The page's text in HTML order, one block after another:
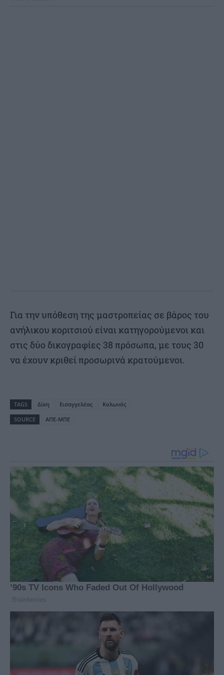
Για την υπόθεση της μαστροπείας σε βάρος του
ανήλικου κοριτσιού είναι κατηγορούμενοι και
στις δύο δικογραφίες 38 πρόσωπα, με τους 30
να έχουν κριθεί προσωρινά κρατούμενοι.
TAGS Δίκη Εισαγγελέας
Κολωνός
SOURCE
ΑΠΕ-ΜΠΕ